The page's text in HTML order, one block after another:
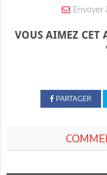
Envoyer
VOUS AIMEZ CET
PARTAGER